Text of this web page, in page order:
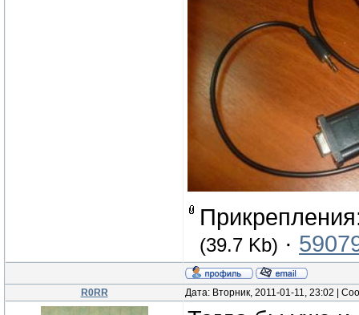
(39.7 Kb) ·
R0RR Дата: Вторник, 2011-01-11, 23:02 |